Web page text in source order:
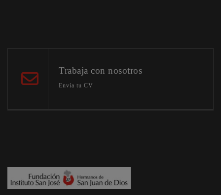
Trabaja con nosotros
Envía tu CV